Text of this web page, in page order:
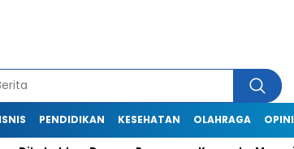
PENDIDIKAN KESEHATAN OLAHRAGA OPINI